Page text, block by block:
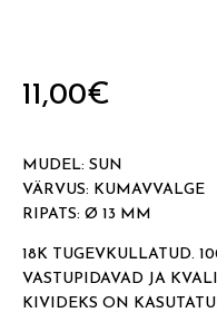
11,00€
MUDEL: SUN
VÄRVUS: KUMAVVALGE
RIPATS: Ø 13 MM
18K TUGEVKULLATUD.
VASTUPIDAVAD JA
KIVIDEKS ON